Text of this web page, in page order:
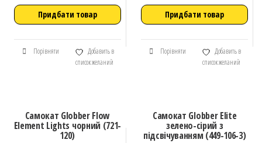
Придбати товар
Порівняти
Добавить в
список желаний
Придбати товар
Порівняти
Добавить в
список желаний
Самокат Globber Flow
Element Lights чорний (721-
120)
Самокат Globber Elite
зелено-сірий з
підсвічуванням (449-106-3)